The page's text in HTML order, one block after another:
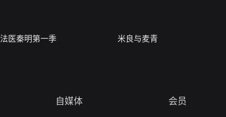
法医秦明第一季 米良与麦青
自媒体 会员